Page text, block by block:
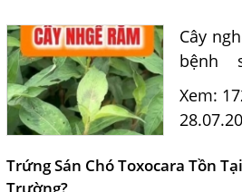
Cây
bệnh
học và
Xem:
Trứng Sán Chó Toxocara Tồn
Trường?